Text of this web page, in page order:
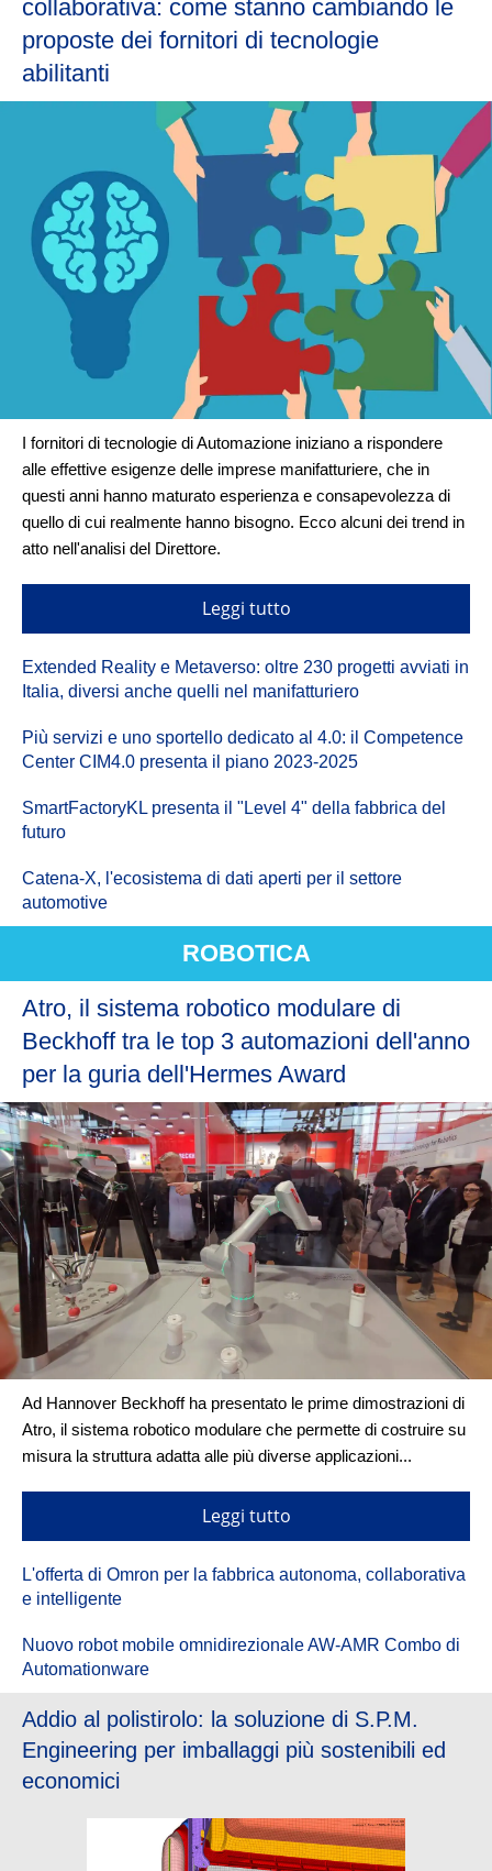
collaborativa: come stanno cambiando le
proposte dei fornitori di tecnologie
abilitanti
I fornitori di tecnologie di Automazione iniziano a rispondere
alle effettive esigenze delle imprese manifatturiere, che in
questi anni hanno maturato esperienza e consapevolezza di
quello di cui realmente hanno bisogno. Ecco alcuni dei trend in
atto nell'analisi del Direttore.
Leggi tutto
Extended Reality e Metaverso: oltre 230 progetti avviati in
Italia, diversi anche quelli nel manifatturiero
Più servizi e uno sportello dedicato al 4.0: il Competence
Center CIM4.0 presenta il piano 2023-2025
SmartFactoryKL presenta il "Level 4" della fabbrica del
futuro
Catena-X, l'ecosistema di dati aperti per il settore
automotive
ROBOTICA
Atro, il sistema robotico modulare di
Beckhoff tra le top 3 automazioni dell'anno
per la guria dell'Hermes Award
Ad Hannover Beckhoff ha presentato le prime dimostrazioni di
Atro, il sistema robotico modulare che permette di costruire su
misura la struttura adatta alle più diverse applicazioni...
Leggi tutto
L'offerta di Omron per la fabbrica autonoma, collaborativa
e intelligente
Nuovo robot mobile omnidirezionale AW-AMR Combo di
Automationware
Addio al polistirolo: la soluzione di S.P.M.
Engineering per imballaggi più sostenibili ed
economici